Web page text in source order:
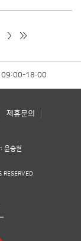
09:00-18:00
제휴문의
윤승현
RESERVED